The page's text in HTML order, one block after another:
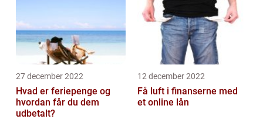
27 december 2022
Hvad er feriepenge og
hvordan får du dem
udbetalt?
12 december 2022
Få luft i finanserne med
et online lån